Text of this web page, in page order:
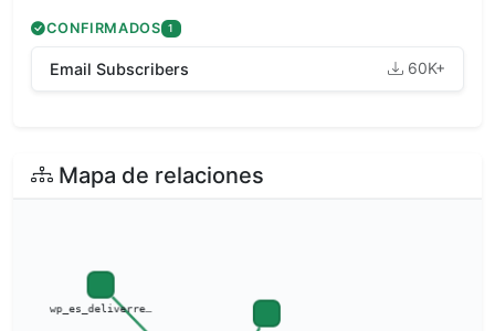
CONFIRMADOS 1
Email Subscribers 60K+
Mapa de relaciones